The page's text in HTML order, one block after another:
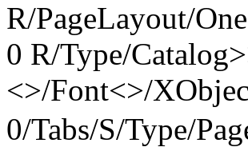
R/PageLayout/
0 R/Type/
<>/Font<>/
0/Tabs/S/Type/